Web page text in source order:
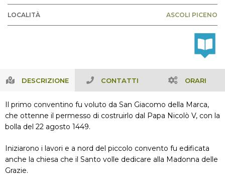
LOCALITÀ ASCOLI PICENO
DESCRIZIONE CONTATTI ORARI
Il primo conventino fu voluto da San Giacomo della Marca,
che ottenne il permesso di costruirlo dal Papa Nicolò V, con la
bolla del 22 agosto 1449.
Iniziarono i lavori e a nord del piccolo convento fu edificata
anche la chiesa che il Santo volle dedicare alla Madonna delle
Grazie.